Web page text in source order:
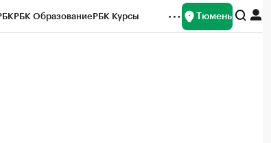
РБК ОбразованиеРБК Курсы Тюмень